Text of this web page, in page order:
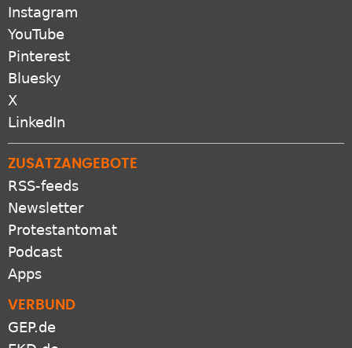
Instagram
YouTube
Pinterest
Bluesky
X
LinkedIn
ZUSATZANGEBOTE
RSS-feeds
Newsletter
Protestantomat
Podcast
Apps
VERBUND
GEP.de